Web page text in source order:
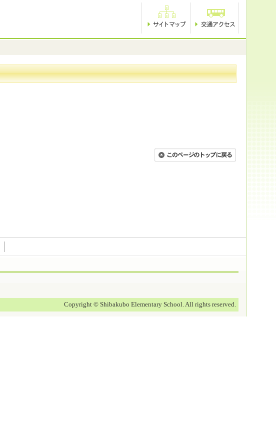
Copyright © Shibakubo Elementary School. All rights reserved.